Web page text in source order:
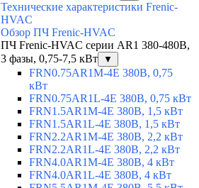
Технические характеристики Frenic-
HVAC
Обзор ПЧ Frenic-HVAC
ПЧ Frenic-HVAC серии AR1 380-480В,
3 фазы, 0,75-7,5 кВт
▼
FRN0.75AR1M-4E 380В, 0,75
кВт
FRN0.75AR1L-4E 380В, 0,75 кВт
FRN1.5AR1M-4E 380В, 1,5 кВт
FRN1.5AR1L-4E 380В, 1,5 кВт
FRN2.2AR1M-4E 380В, 2,2 кВт
FRN2.2AR1L-4E 380В, 2,2 кВт
FRN4.0AR1M-4E 380В, 4 кВт
FRN4.0AR1L-4E 380В, 4 кВт